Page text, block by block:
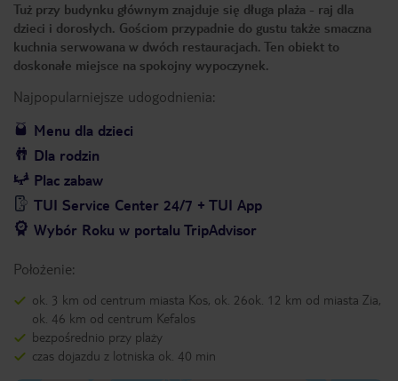
Tuż przy budynku głównym znajduje się długa plaża - raj dla
dzieci i dorosłych. Gościom przypadnie do gustu także smaczna
kuchnia serwowana w dwóch restauracjach. Ten obiekt to
doskonałe miejsce na spokojny wypoczynek.
Najpopularniejsze udogodnienia:
Menu dla dzieci
Dla rodzin
Plac zabaw
TUI Service Center 24/7 + TUI App
Wybór Roku w portalu TripAdvisor
Położenie:
ok. 3 km od centrum miasta Kos, ok. 26ok. 12 km od miasta Zia,
ok. 46 km od centrum Kefalos
bezpośrednio przy plaży
czas dojazdu z lotniska ok. 40 min